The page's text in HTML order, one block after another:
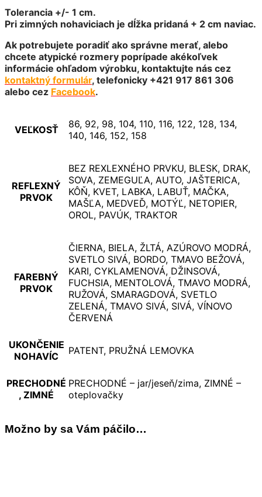
Tolerancia +/- 1 cm.
Pri zimných nohaviciach je dĺžka pridaná + 2 cm naviac.
Ak potrebujete poradiť ako správne merať, alebo
chcete atypické rozmery poprípade akékoľvek
informácie ohľadom výrobku, kontaktujte nás cez
kontaktný formulár, telefonicky +421 917 861 306
alebo cez Facebook.
VEĽKOSŤ
86, 92, 98, 104, 110, 116, 122, 128, 134,
140, 146, 152, 158
REFLEXNÝ
PRVOK
BEZ REXLEXNÉHO PRVKU, BLESK, DRAK,
SOVA, ZEMEGUĽA, AUTO, JAŠTERICA,
KÔŇ, KVET, LABKA, LABUŤ, MAČKA,
MAŠĽA, MEDVEĎ, MOTÝĽ, NETOPIER,
OROL, PAVÚK, TRAKTOR
FAREBNÝ
PRVOK
ČIERNA, BIELA, ŽLTÁ, AZÚROVO MODRÁ,
SVETLO SIVÁ, BORDO, TMAVO BEŽOVÁ,
KARI, CYKLAMENOVÁ, DŽINSOVÁ,
FUCHSIA, MENTOLOVÁ, TMAVO MODRÁ,
RUŽOVÁ, SMARAGDOVÁ, SVETLO
ZELENÁ, TMAVO SIVÁ, SIVÁ, VÍNOVO
ČERVENÁ
UKONČENIE
NOHAVÍC
PATENT, PRUŽNÁ LEMOVKA
PRECHODNÉ
, ZIMNÉ
PRECHODNÉ – jar/jeseň/zima, ZIMNÉ –
oteplovačky
Možno by sa Vám páčilo…